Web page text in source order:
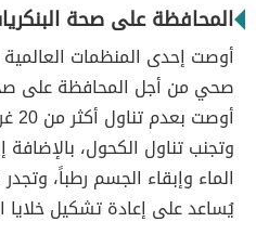
المحافظة على صحة
أوصت إحدى المنظمات العالمية
صحي من أجل المحافظة على
وتجنب تناول الكحول،
الماء وإبقاء الجسم رطباً،
يُساعد على إعادة تشكيل خلايا